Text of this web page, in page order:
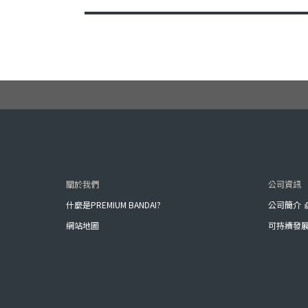
關於我們
什麼是PREMIUM BANDAI?
網站地圖
公司資訊
公司簡介
可持續發